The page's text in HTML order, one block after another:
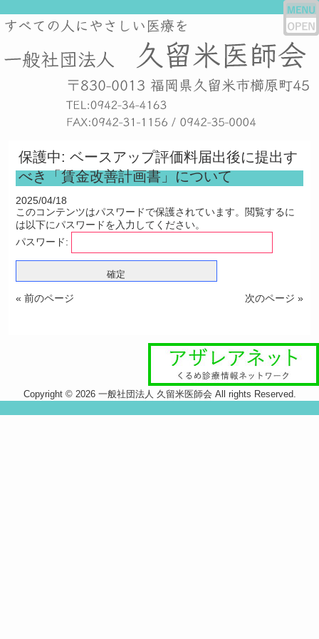
保護中: ベースアップ評価料届出後に提出す
べき「賃金改善計画書」について
2025/04/18
このコンテンツはパスワードで保護されています。閲覧するに
は以下にパスワードを入力してください。
パスワード:
« 前のページ 次のページ »
Copyright © 2026 一般社団法人 久留米医師会 All rights Reserved.